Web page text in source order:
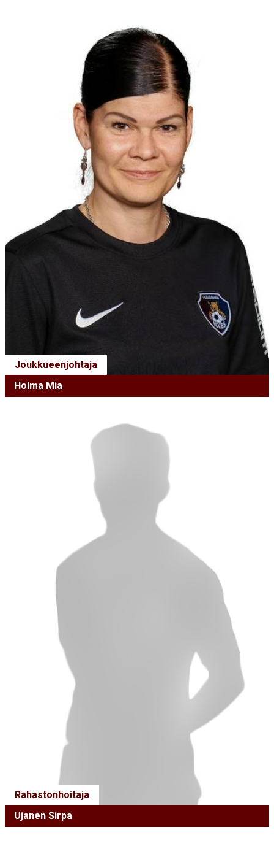
Joukkueenjohtaja
Holma Mia
Rahastonhoitaja
Ujanen Sirpa